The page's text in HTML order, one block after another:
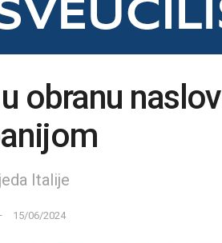
obranu
Italije
15/06/2024